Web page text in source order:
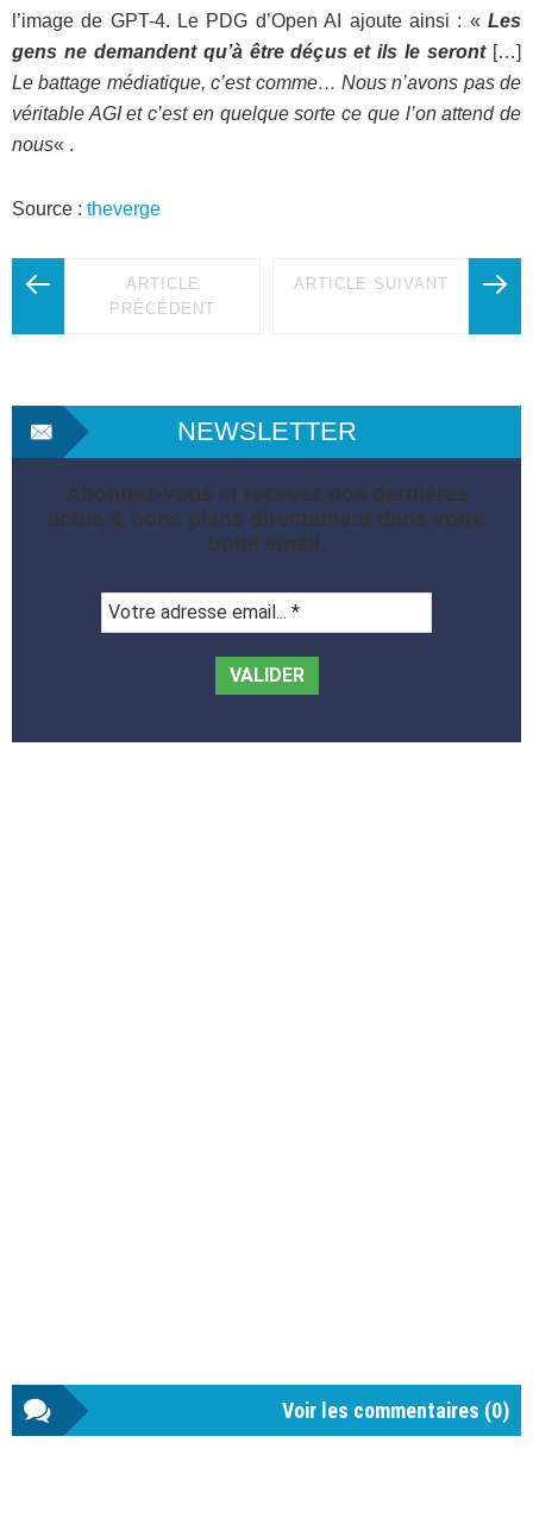
l’image de GPT-4. Le PDG d’Open AI ajoute ainsi : « Les
gens ne demandent qu’à être déçus et ils le seront[…]
Le battage médiatique, c’est comme… Nous n’avons pas de
véritable AGI et c’est en quelque sorte ce que l’on attend de
nous« .
Source : theverge
ARTICLE
PRÉCÉDENT
ARTICLE SUIVANT
NEWSLETTER
Abonnez-vous et recevez nos dernières
actus & bons plans directement dans votre
boite email.
adresse
Voir les commentaires (0)